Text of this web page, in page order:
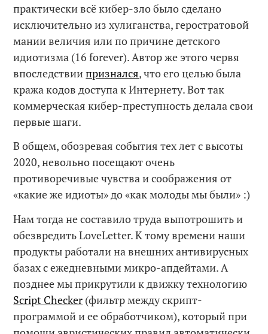
практически всё кибер-зло было сделано
исключительно из хулиганства, геростратовой
мании величия или по причине детского
идиотизма (16 forever). Автор же этого червя
впоследствиипризнался, что его целью была
кража кодов доступа к Интернету. Вот так
коммерческая кибер-преступность делала свои
первые шаги.
В общем, обозревая события тех лет с высоты
2020, невольно посещают очень
противоречивые чувства и соображения от
«какие же идиоты» до «как молоды мы были» :)
Нам тогда не составило труда выпотрошить и
обезвредить LoveLetter. К тому времени наши
продукты работали на внешних антивирусных
базах с ежедневными микро-апдейтами. А
позднее мы прикрутили к движку технологию
Script Checker (фильтр между скрипт-
программой и ее обработчиком), который при